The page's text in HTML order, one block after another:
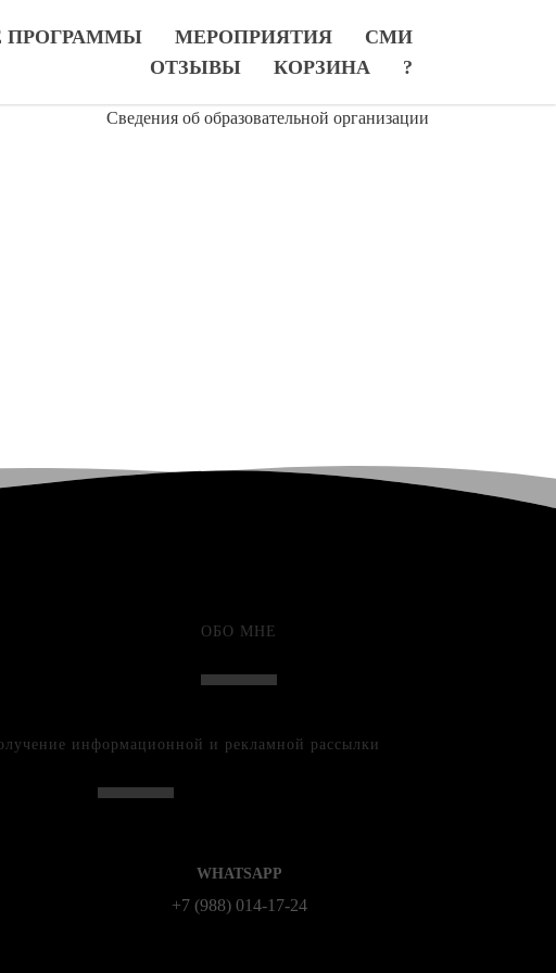
МЕРОПРИЯТИЯ
СМИ
ОТЗЫВЫ
КОРЗИНА ?
Сведения об образовательной организации
ОБО МНЕ
информационной и рекламной рассылки
WHATSAPP
+7 (988) 014‑17‑24